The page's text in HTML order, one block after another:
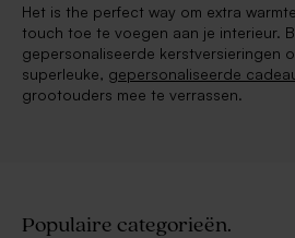
Het is the perfect way om extra
touch toe te voegen aan je interieur.
gepersonaliseerde kerstversieringen
superleuke, gepersonaliseerde
grootouders mee te verrassen.
Populaire categorieën.